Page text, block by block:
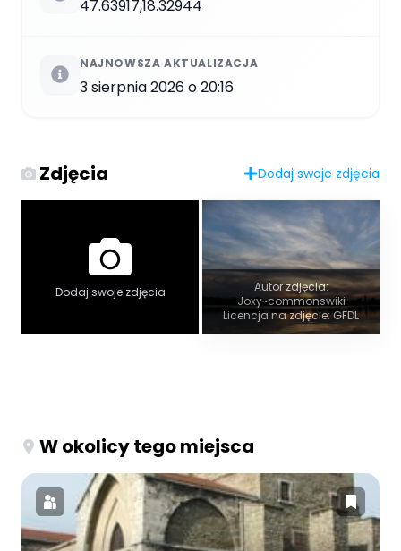
47.63917,18.32944
NAJNOWSZA AKTUALIZACJA
3 sierpnia 2026 o 20:16
Zdjęcia Dodaj swoje zdjęcia
Dodaj swoje zdjęcia
Autor zdjęcia:
Joxy~commonswiki
Licencja na zdjęcie: GFDL
W okolicy tego miejsca